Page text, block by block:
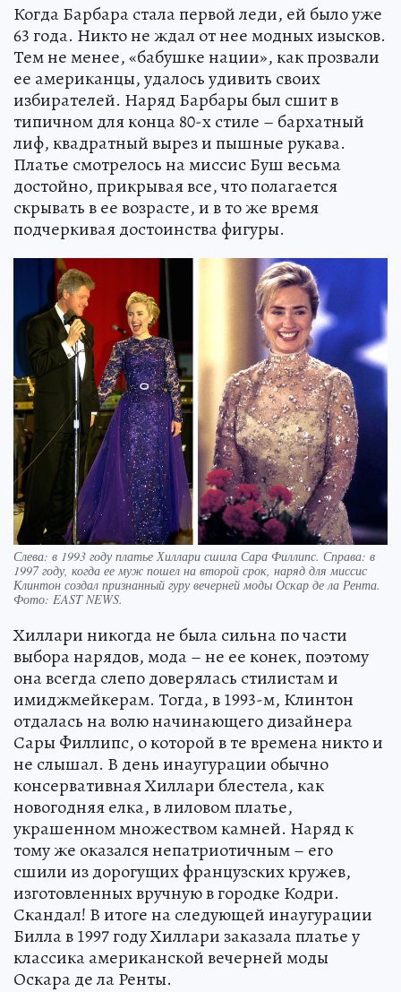
Когда Барбара стала первой леди, ей было уже
63 года. Никто не ждал от нее модных изысков.
Тем не менее, «бабушке нации», как прозвали
ее американцы, удалось удивить своих
избирателей. Наряд Барбары был сшит в
типичном для конца 80-х стиле – бархатный
лиф, квадратный вырез и пышные рукава.
Платье смотрелось на миссис Буш весьма
достойно, прикрывая все, что полагается
скрывать в ее возрасте, и в то же время
подчеркивая достоинства фигуры.
Слева: в 1993 году платье Хиллари сшила Сара Филлипс. Справа: в
1997 году, когда ее муж пошел на второй срок, наряд для миссис
Клинтон создал признанный гуру вечерней моды Оскар де ла Рента.
Фото: EAST NEWS.
Хиллари никогда не была сильна по части
выбора нарядов, мода – не ее конек, поэтому
она всегда слепо доверялась стилистам и
имиджмейкерам. Тогда, в 1993-м, Клинтон
отдалась на волю начинающего дизайнера
Сары Филлипс, о которой в те времена никто и
не слышал. В день инаугурации обычно
консервативная Хиллари блестела, как
новогодняя елка, в лиловом платье,
украшенном множеством камней. Наряд к
тому же оказался непатриотичным – его
сшили из дорогущих французских кружев,
изготовленных вручную в городке Кодри.
Скандал! В итоге на следующей инаугурации
Билла в 1997 году Хиллари заказала платье у
классика американской вечерней моды
Оскара де ла Ренты.